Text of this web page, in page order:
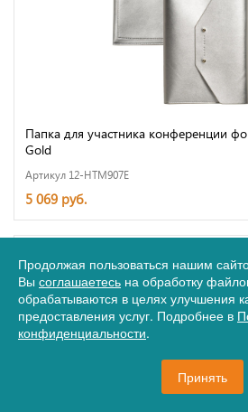
Папка для участника конференции
Gold
Артикул 12-HTM907E
5 069 руб.
Продолжая пользоваться нашим
Вы соглашаетесь на обработку
обрабатываются в целях улучшения
предоставления услуг. Подробнее в
конфиденциальности.
Принять